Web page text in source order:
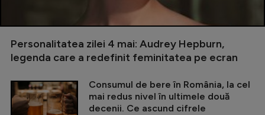
Personalitatea zilei 4 mai: Audrey Hepburn,
legenda care a redefinit feminitatea pe ecran
Consumul de bere în România, la cel
mai redus nivel în ultimele două
decenii. Ce ascund cifrele